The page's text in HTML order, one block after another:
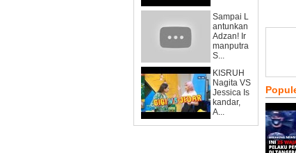
Sampai L
antunkan
Adzan! Ir
manputra
S...
KISRUH
Nagita VS
Jessica Is
kandar,
A...